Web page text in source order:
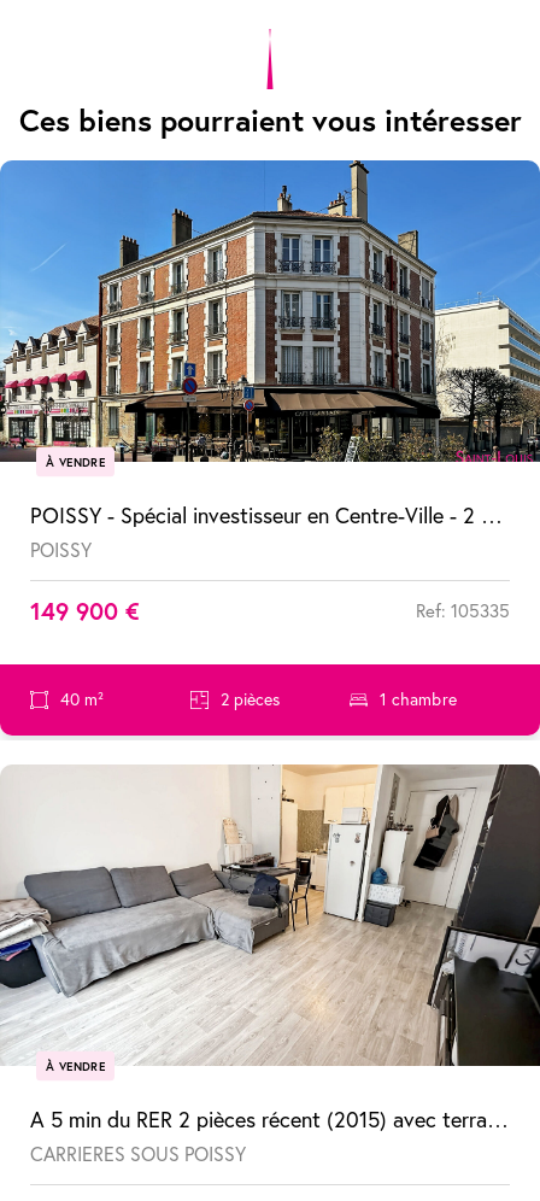
Ces biens pourraient vous intéresser
À VENDRE
POISSY - Spécial investisseur en Centre-Ville - 2 pièces vendu loué
POISSY
149 900 € Ref: 105335
40 m² 2 pièces 1 chambre
À VENDRE
A 5 min du RER 2 pièces récent (2015) avec terrasse et parking
CARRIERES SOUS POISSY